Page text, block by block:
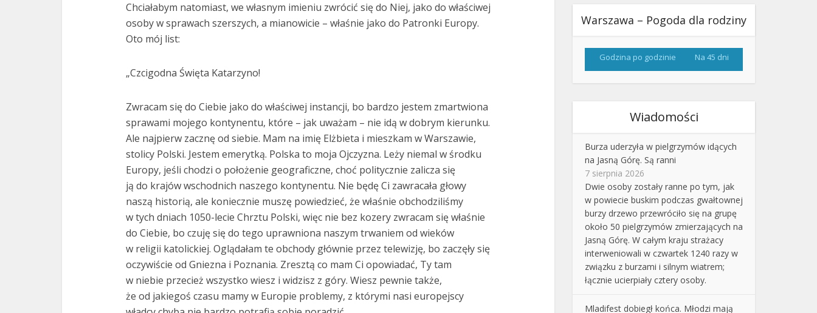
Chciałabym natomiast, we własnym imieniu zwrócić się do Niej, jako do właściwej
osoby w sprawach szerszych, a mianowicie – właśnie jako do Patronki Europy.
Oto mój list:
„Czcigodna Święta Katarzyno!
Zwracam się do Ciebie jako do właściwej instancji, bo bardzo jestem zmartwiona
sprawami mojego kontynentu, które – jak uważam – nie idą w dobrym kierunku.
Ale najpierw zacznę od siebie. Mam na imię Elżbieta i mieszkam w Warszawie,
stolicy Polski. Jestem emerytką. Polska to moja Ojczyzna. Leży niemal w środku
Europy, jeśli chodzi o położenie geograficzne, choć politycznie zalicza się
ją do krajów wschodnich naszego kontynentu. Nie będę Ci zawracała głowy
naszą historią, ale koniecznie muszę powiedzieć, że właśnie obchodziliśmy
w tych dniach 1050-lecie Chrztu Polski, więc nie bez kozery zwracam się właśnie
do Ciebie, bo czuję się do tego uprawniona naszym trwaniem od wieków
w religii katolickiej. Oglądałam te obchody głównie przez telewizję, bo zaczęły się
oczywiście od Gniezna i Poznania. Zresztą co mam Ci opowiadać, Ty tam
w niebie przecież wszystko wiesz i widzisz z góry. Wiesz pewnie także,
że od jakiegoś czasu mamy w Europie problemy, z którymi nasi europejscy
Warszawa – Pogoda dla rodziny
Godzina po godzinie Na 45 dni
Wiadomości
Burza uderzyła w pielgrzymów idących
na Jasną Górę. Są ranni
7 sierpnia 2026
Dwie osoby zostały ranne po tym, jak
w powiecie buskim podczas gwałtownej
burzy drzewo przewróciło się na grupę
około 50 pielgrzymów zmierzających na
Jasną Górę. W całym kraju strażacy
interweniowali w czwartek 1240 razy w
związku z burzami i silnym wiatrem;
łącznie ucierpiały cztery osoby.
Mladifest dobiegł końca. Młodzi mają